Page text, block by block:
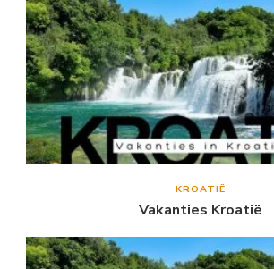
KROATIË
Vakanties Kroatië